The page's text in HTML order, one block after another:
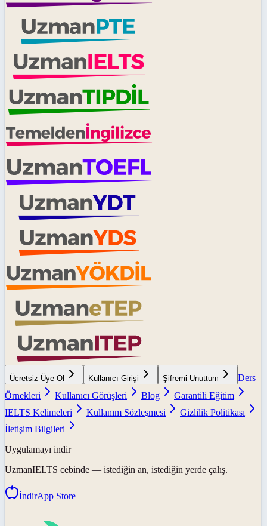
Ücretsiz Üye Ol Kullanıcı Girişi Şifremi Unuttum
Ders
Örnekleri
Kullanıcı Görüşleri Blog
Garantili Eğitim
IELTS Kelimeleri
Kullanım Sözleşmesi
Gizlilik Politikası
İletişim Bilgileri
Uygulamayı indir
UzmanIELTS cebinde — istediğin an, istediğin yerde çalış.
İndirApp Store